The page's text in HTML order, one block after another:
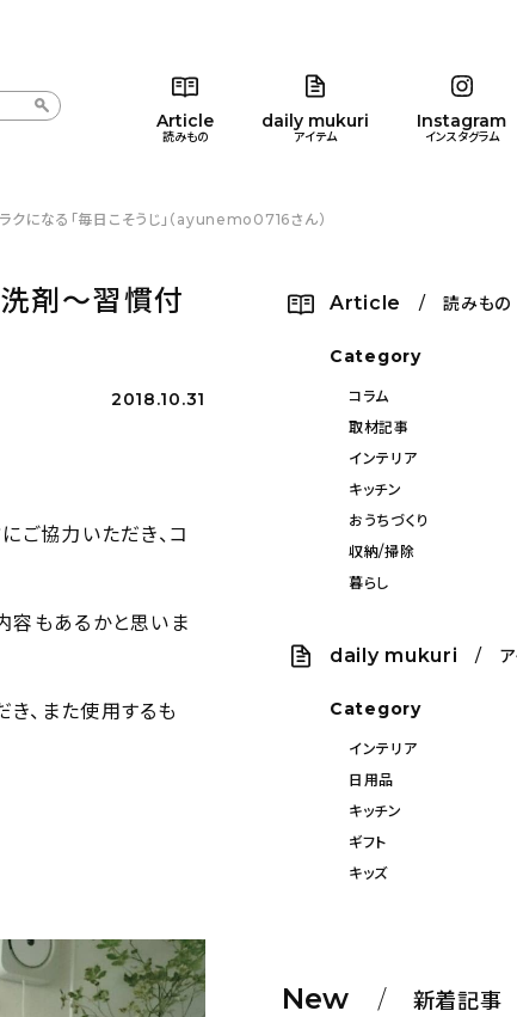
Article
読みもの
daily mukuri
アイテム
Instagram
インスタグラム
コラム インテリア
になる「毎日こそうじ」（ayunemo0716さん）
洗剤～習慣付
2018.10.31
ご協力いただき、コ
容もあるかと思いま
、また使用するも
Article / 読みもの
Category
コラム
取材記事
インテリア
キッチン
おうちづくり
収納/掃除
暮らし
daily mukuri / ア
Category
インテリア
日用品
キッチン
ギフト
キッズ
New 新着記事